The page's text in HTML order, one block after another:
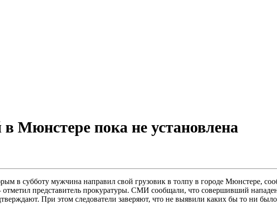
Мюнстере пока не установлена
в субботу мужчина направил свой грузовик в толпу в городе Мюнстере,
представитель прокуратуры. СМИ сообщали, что совершивший
При этом следователи заверяют, что не выявили каких бы то ни